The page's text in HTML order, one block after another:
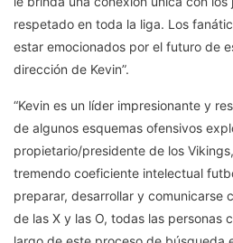
respetado en toda la liga. Los
estar emocionados por el futuro de
dirección de Kevin”.
“Kevin es un líder impresionante y
de algunos esquemas ofensivos
propietario/presidente de los
tremendo coeficiente intelectual
preparar, desarrollar y comunicarse
de las X y las O, todas las personas